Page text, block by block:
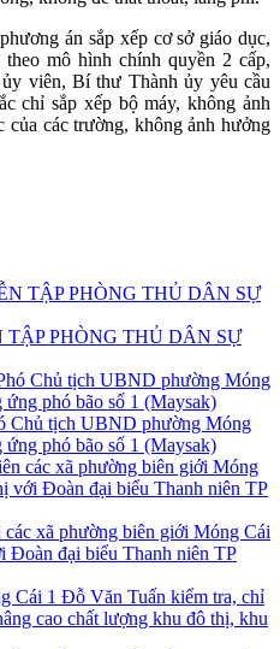
án sắp xếp cơ sở giáo dục,
mô hình chính quyền 2 cấp,
viên, Bí thư Thành ủy yêu cầu
chỉ sắp xếp bộ máy, không ảnh
của các trường, không ảnh hưởng
PHÒNG THỦ DÂN SỰ
Chủ tịch UBND phường Móng
phó bão số 1 (Maysak)
xã phường biên giới Móng Cái
Đoàn đại biểu Thanh niên TP